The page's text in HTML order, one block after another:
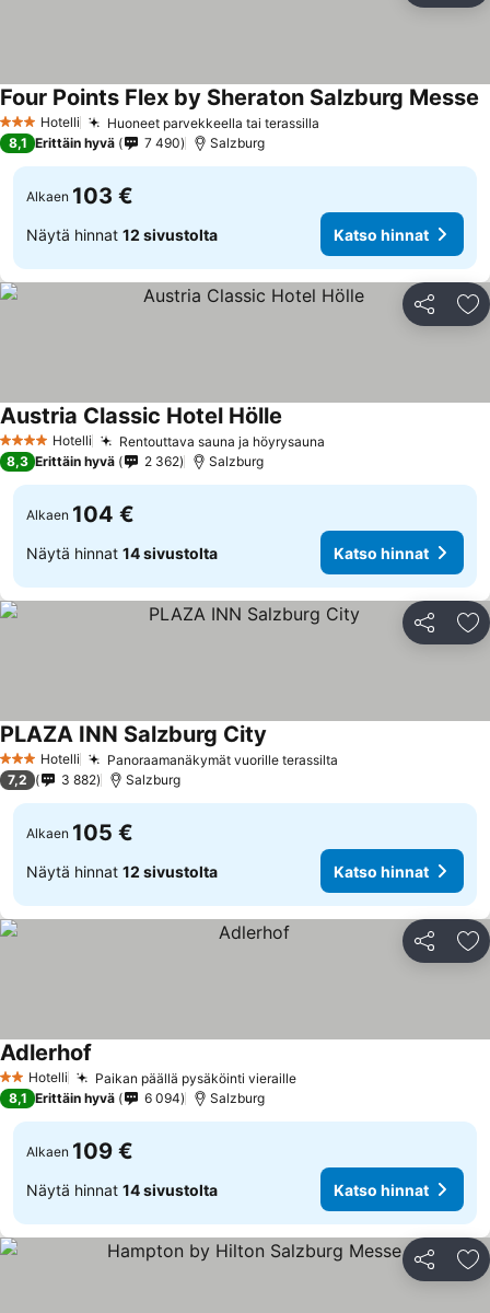
3 Tähtiluokitus
Hotelli Huoneet parvekkeella tai terassilla
Four Points Flex by Sheraton Salzburg Messe
8,1 Erittäin hyvä 7 490 Salzburg
Alkaen 103 €
Näytä hinnat 12 sivustolta Katso hinnat
Jaa
4 Tähtiluokitus
Hotelli Rentouttava sauna ja höyrysauna
Austria Classic Hotel Hölle
8,3 Erittäin hyvä 2 362 Salzburg
Alkaen 104 €
Näytä hinnat 14 sivustolta Katso hinnat
Jaa
3 Tähtiluokitus
Hotelli Panoraamanäkymät vuorille terassilta
PLAZA INN Salzburg City
7,2 3 882 Salzburg
Alkaen 105 €
Näytä hinnat 12 sivustolta Katso hinnat
Jaa
2 Tähtiluokitus
Hotelli Paikan päällä pysäköinti vieraille
Adlerhof
8,1 Erittäin hyvä 6 094 Salzburg
Alkaen 109 €
Näytä hinnat 14 sivustolta Katso hinnat
Jaa